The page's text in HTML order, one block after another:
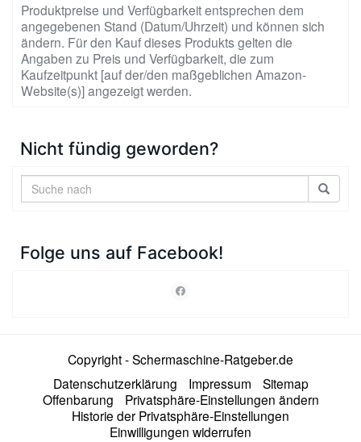
Produktpreise und Verfügbarkeit entsprechen dem
angegebenen Stand (Datum/Uhrzeit) und können sich
ändern. Für den Kauf dieses Produkts gelten die
Angaben zu Preis und Verfügbarkeit, die zum
Kaufzeitpunkt [auf der/den maßgeblichen Amazon-
Website(s)] angezeigt werden.
Nicht fündig geworden?
Folge uns auf Facebook!
Copyright - Schermaschine-Ratgeber.de
Datenschutzerklärung
Impressum
Sitemap
Offenbarung
Privatsphäre-Einstellungen ändern
Historie der Privatsphäre-Einstellungen
Einwilligungen widerrufen